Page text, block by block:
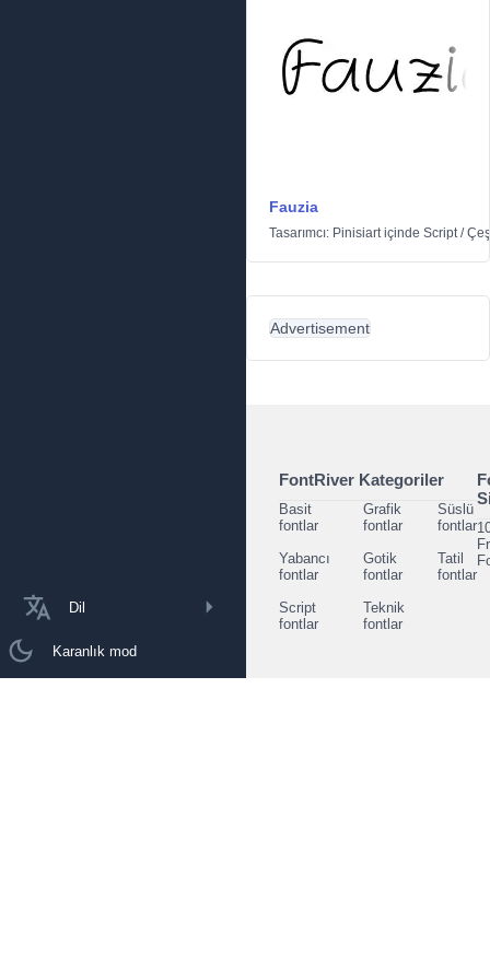
Dil
Karanlık mod
Fauzia
Tasarımcı: Pinisiartiçinde Script/
Advertisement
FontRiver Kategoriler
Basit
fontlar
Grafik
fontlar
Süslü
fontlar
Yabancı
fontlar
Gotik
fontlar
Tatil
fontlar
Script
fontlar
Teknik
fontlar